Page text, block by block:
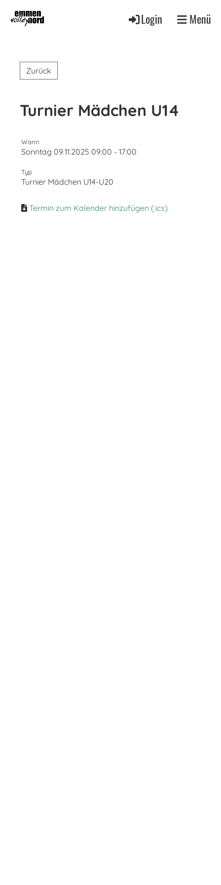
Login Menü
Zurück
Turnier Mädchen U14
Wann
Sonntag 09.11.2025 09:00 - 17:00
Typ
Turnier Mädchen U14-U20
Termin zum Kalender hinzufügen (.ics)